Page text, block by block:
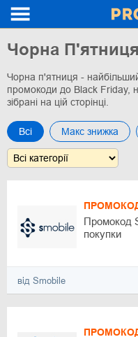
Чорна
Чорна п'ятниця -
промокоди до Black Friday,
зібрані на цій сторінці.
Всі Макс знижка
Промокод
покупки
від Smobile